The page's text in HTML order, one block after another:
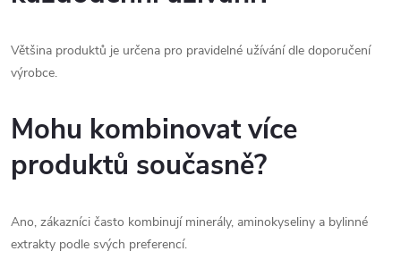
Většina produktů je určena pro pravidelné užívání dle doporučení
výrobce.
Mohu kombinovat více
produktů současně?
Ano, zákazníci často kombinují minerály, aminokyseliny a bylinné
extrakty podle svých preferencí.